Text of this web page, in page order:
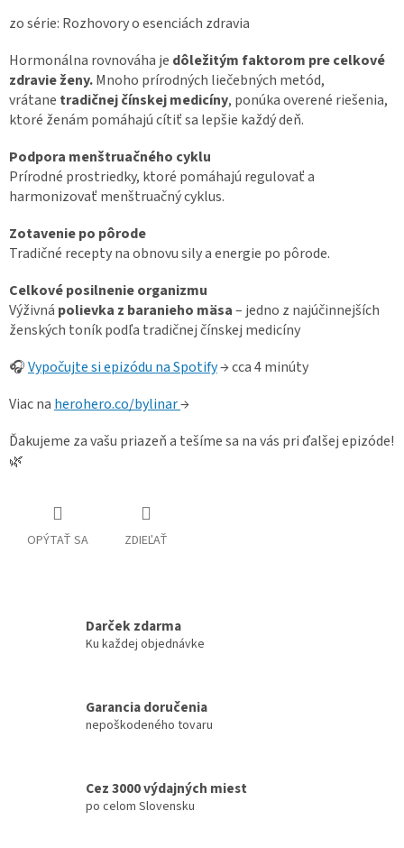
zo série: Rozhovory o esenciách zdravia
Hormonálna rovnováha je dôležitým faktorom pre celkové
zdravie ženy.Mnoho prírodných liečebných metód,
vrátane tradičnej čínskej medicíny, ponúka overené riešenia,
ktoré ženám pomáhajú cítiť sa lepšie každý deň.
Podpora menštruačného cyklu
Prírodné prostriedky, ktoré pomáhajú regulovať a
harmonizovať menštruačný cyklus.
Zotavenie po pôrode
Tradičné recepty na obnovu sily a energie po pôrode.
Celkové posilnenie organizmu
Výživná polievka z baranieho mäsa– jedno z najúčinnejších
ženských toník podľa tradičnej čínskej medicíny
🎧Vypočujte si epizódu na Spotify→ cca 4 minúty
Viac naherohero.co/bylinar→
Ďakujeme za vašu priazeň a tešíme sa na vás pri ďalšej epizóde!
🌿
OPÝTAŤ SA ZDIEĽAŤ
Darček zdarma
Ku každej objednávke
Garancia doručenia
nepoškodeného tovaru
Cez 3000 výdajných miest
po celom Slovensku